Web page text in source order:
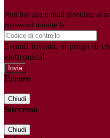
Non hai una e-mail associata al
password tramite la
E-mail inviata, si prega di
elettronica!
Errore
Chiudi
Successo
Chiudi